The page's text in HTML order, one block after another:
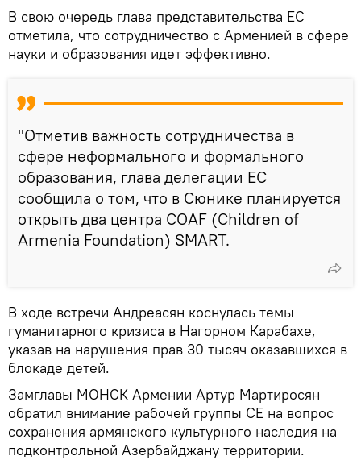
В свою очередь глава представительства ЕС
отметила, что сотрудничество с Арменией в сфере
науки и образования идет эффективно.
"Отметив важность сотрудничества в
сфере неформального и формального
образования, глава делегации ЕС
сообщила о том, что в Сюнике планируется
открыть два центра COAF (Children of
Armenia Foundation) SMART.
В ходе встречи Андреасян коснулась темы
гуманитарного кризиса в Нагорном Карабахе,
указав на нарушения прав 30 тысяч оказавшихся в
блокаде детей.
Замглавы МОНСК Армении Артур Мартиросян
обратил внимание рабочей группы СЕ на вопрос
сохранения армянского культурного наследия на
подконтрольной Азербайджану территории.